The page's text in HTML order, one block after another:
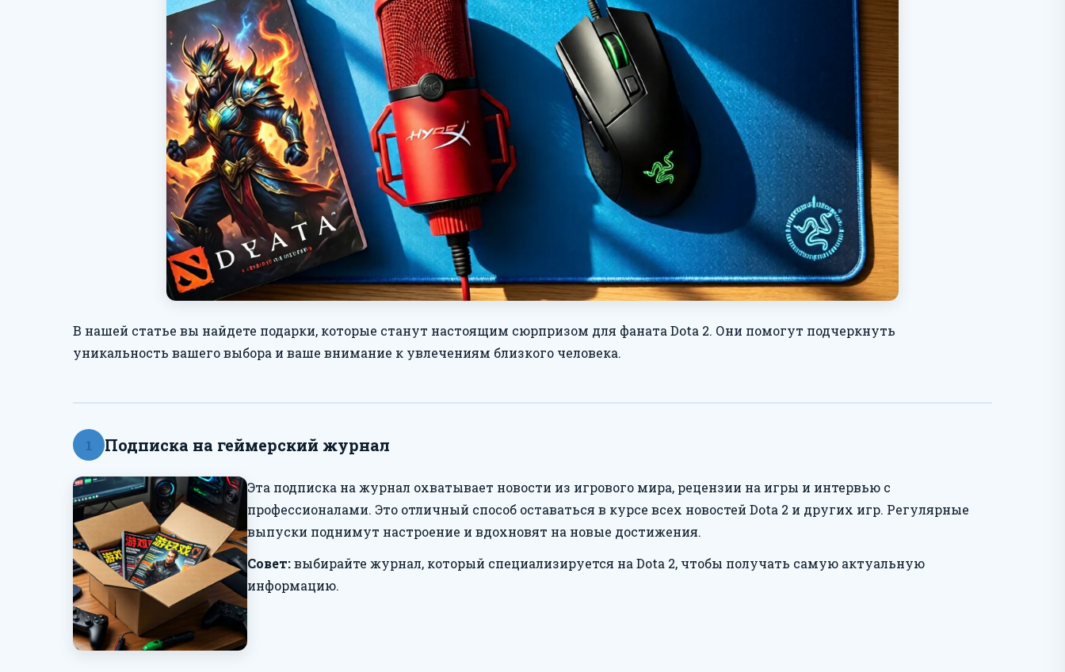
В нашей статье вы найдете подарки, которые станут настоящим сюрпризом для фаната Dota 2. Они помогут подчеркнуть
уникальность вашего выбора и ваше внимание к увлечениям близкого человека.
1 Подписка на геймерский журнал
Эта подписка на журнал охватывает новости из игрового мира, рецензии на игры и интервью с
профессионалами. Это отличный способ оставаться в курсе всех новостей Dota 2 и других игр. Регулярные
выпуски поднимут настроение и вдохновят на новые достижения.
Совет:выбирайте журнал, который специализируется на Dota 2, чтобы получать самую актуальную
информацию.